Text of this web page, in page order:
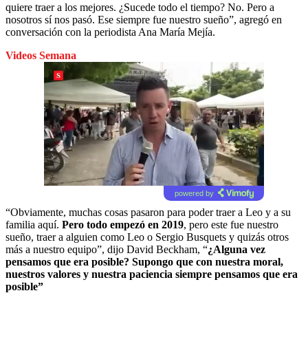
quiere traer a los mejores. ¿Sucede todo el tiempo? No. Pero a
nosotros sí nos pasó. Ese siempre fue nuestro sueño”, agregó en
conversación con la periodista Ana María Mejía.
Videos Semana
powered by
“Obviamente, muchas cosas pasaron para poder traer a Leo y a su
familia aquí. Pero todo empezó en 2019, pero este fue nuestro
sueño, traer a alguien como Leo o Sergio Busquets y quizás otros
más a nuestro equipo”, dijo David Beckham, “¿Alguna vez
pensamos que era posible? Supongo que con nuestra moral,
nuestros valores y nuestra paciencia siempre pensamos que era
posible”